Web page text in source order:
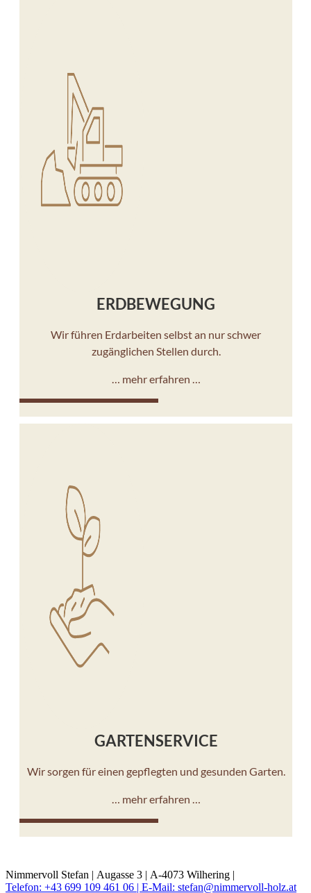
ERDBEWEGUNG
Wir führen Erdarbeiten selbst an nur schwer
zugänglichen Stellen durch.
… mehr erfahren …
GARTENSERVICE
Wir sorgen für einen gepflegten und gesunden Garten.
… mehr erfahren …
Nimmervoll Stefan | Augasse 3 | A-4073 Wilhering |
Telefon: +43 699 109 461 06 | E-Mail: stefan@nimmervoll-holz.at